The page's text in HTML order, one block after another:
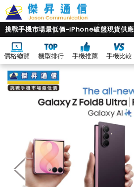
挑戰手機市場最低價~iPhone破盤現貨供應
價格總覽 機型排行 手機推薦 手機比較